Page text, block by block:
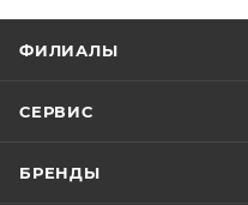
ФИЛИАЛЫ
СЕРВИС
БРЕНДЫ